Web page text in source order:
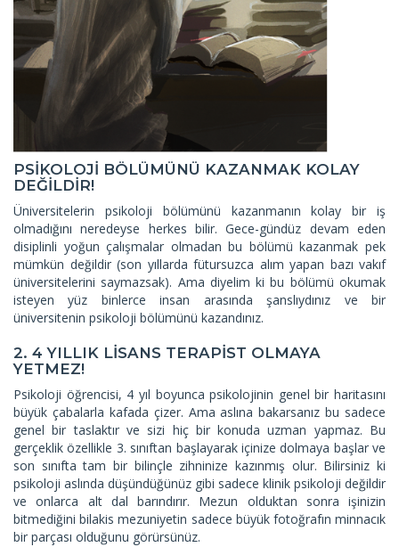
PSİKOLOJİ BÖLÜMÜNÜ KAZANMAK KOLAY
DEĞİLDİR!
Üniversitelerin psikoloji bölümünü kazanmanın kolay bir iş
olmadığını neredeyse herkes bilir. Gece-gündüz devam eden
disiplinli yoğun çalışmalar olmadan bu bölümü kazanmak pek
mümkün değildir (son yıllarda fütursuzca alım yapan bazı vakıf
üniversitelerini saymazsak). Ama diyelim ki bu bölümü okumak
isteyen yüz binlerce insan arasında şanslıydınız ve bir
üniversitenin psikoloji bölümünü kazandınız.
2. 4 YILLIK LİSANS TERAPİST OLMAYA
YETMEZ!
Psikoloji öğrencisi, 4 yıl boyunca psikolojinin genel bir haritasını
büyük çabalarla kafada çizer. Ama aslına bakarsanız bu sadece
genel bir taslaktır ve sizi hiç bir konuda uzman yapmaz. Bu
gerçeklik özellikle 3. sınıftan başlayarak içinize dolmaya başlar ve
son sınıfta tam bir bilinçle zihninize kazınmış olur. Bilirsiniz ki
psikoloji aslında düşündüğünüz gibi sadece klinik psikoloji değildir
ve onlarca alt dal barındırır. Mezun olduktan sonra işinizin
bitmediğini bilakis mezuniyetin sadece büyük fotoğrafın minnacık
bir parçası olduğunu görürsünüz.